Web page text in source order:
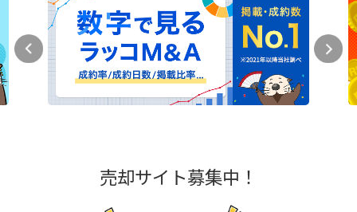
売却サイト募集中！